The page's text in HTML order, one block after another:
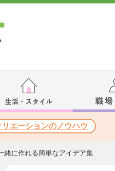
エーションのノウハウ
緒に作れる簡単なアイデア集